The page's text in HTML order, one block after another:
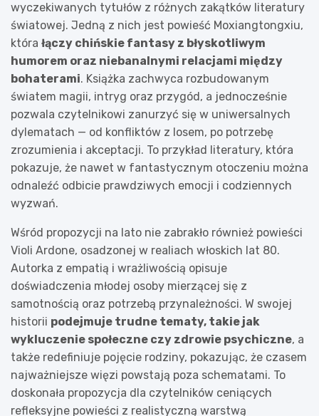
wyczekiwanych tytułów z różnych zakątków literatury
światowej. Jedną z nich jest powieść Moxiangtongxiu,
która łączy chińskie fantasy z błyskotliwym
humorem oraz niebanalnymi relacjami między
bohaterami. Książka zachwyca rozbudowanym
światem magii, intryg oraz przygód, a jednocześnie
pozwala czytelnikowi zanurzyć się w uniwersalnych
dylematach — od konfliktów z losem, po potrzebę
zrozumienia i akceptacji. To przykład literatury, która
pokazuje, że nawet w fantastycznym otoczeniu można
odnaleźć odbicie prawdziwych emocji i codziennych
wyzwań.
Wśród propozycji na lato nie zabrakło również powieści
Violi Ardone, osadzonej w realiach włoskich lat 80.
Autorka z empatią i wrażliwością opisuje
doświadczenia młodej osoby mierzącej się z
samotnością oraz potrzebą przynależności. W swojej
historii podejmuje trudne tematy, takie jak
wykluczenie społeczne czy zdrowie psychiczne, a
także redefiniuje pojęcie rodziny, pokazując, że czasem
najważniejsze więzi powstają poza schematami. To
doskonała propozycja dla czytelników ceniących
refleksyjne powieści z realistyczną warstwą